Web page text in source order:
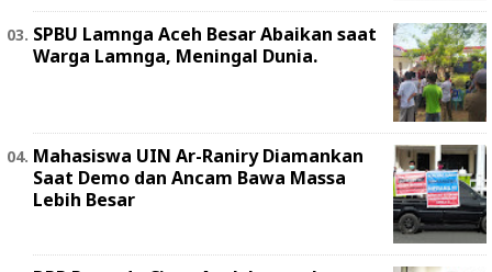
SPBU Lamnga Aceh Besar Abaikan saat
Warga Lamnga, Meningal Dunia.
Mahasiswa UIN Ar-Raniry Diamankan
Saat Demo dan Ancam Bawa Massa
Lebih Besar